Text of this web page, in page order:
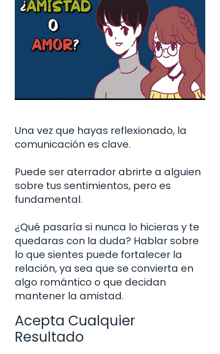
Una vez que hayas reflexionado, la
comunicación es clave.
Puede ser aterrador abrirte a alguien
sobre tus sentimientos, pero es
fundamental.
¿Qué pasaría si nunca lo hicieras y te
quedaras con la duda? Hablar sobre
lo que sientes puede fortalecer la
relación, ya sea que se convierta en
algo romántico o que decidan
mantener la amistad.
Acepta Cualquier
Resultado